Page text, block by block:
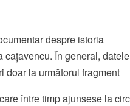
despre istoria
În general,
doar la următorul fragment
între timp ajunsese la